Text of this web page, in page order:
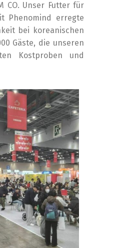
CO. Unser Futter für
Phenomind erregte
bei koreanischen
Gäste, die unseren
Kostproben und